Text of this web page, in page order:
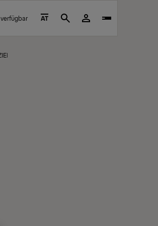
AT Search
DIE SICH SEHEN LASSEN KANN